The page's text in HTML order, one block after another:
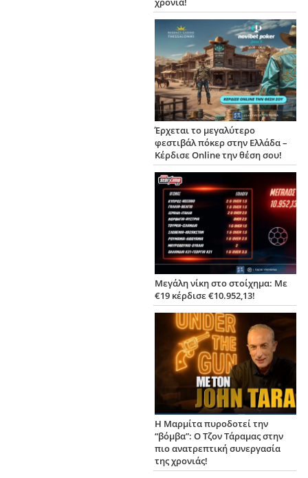
Έρχεται το μεγαλύτερο
φεστιβάλ πόκερ στην Ελλάδα –
Κέρδισε Online την θέση σου!
Μεγάλη νίκη στο στοίχημα: Με
€19 κέρδισε €10.952,13!
Η Μαρμίτα πυροδοτεί την
“βόμβα”: Ο Τζον Τάραμας στην
πιο ανατρεπτική συνεργασία
της χρονιάς!